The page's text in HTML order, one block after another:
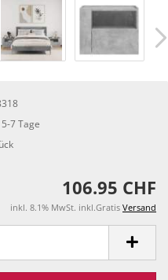
7 Tage
106.95 CHF
inkl. 8.1% MwSt. inkl.Gratis Versand